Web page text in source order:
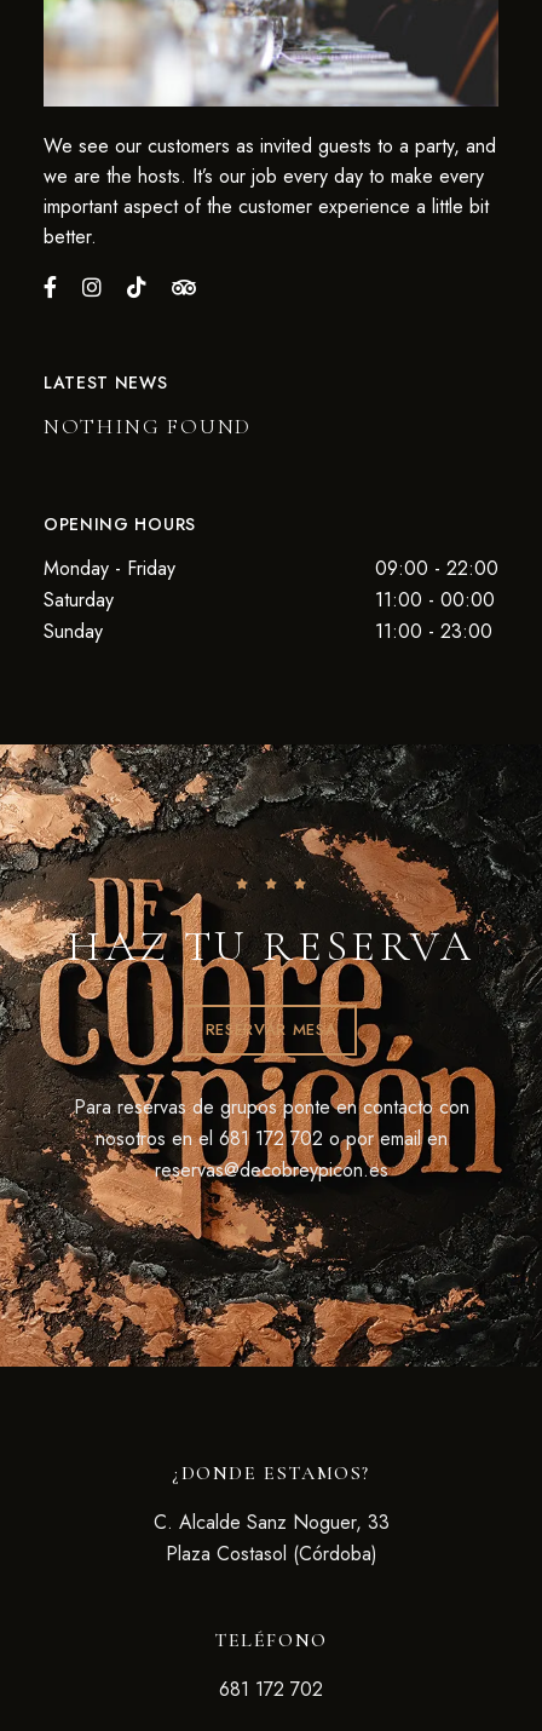
We see our customers as invited guests to a party, and
we are the hosts. It’s our job every day to make every
important aspect of the customer experience a little bit
better.
LATEST NEWS
NOTHING FOUND
OPENING HOURS
Monday - Friday
09:00 - 22:00
Saturday
11:00 - 00:00
Sunday
11:00 - 23:00
HAZ TU RESERVA
RESERVAR MESA
Para reservas de grupos ponte en contacto con
nosotros en el 681 172 702 o por email en
reservas@decobreypicon.es
¿DONDE ESTAMOS?
C. Alcalde Sanz Noguer, 33
Plaza Costasol (Córdoba)
TELÉFONO
681 172 702